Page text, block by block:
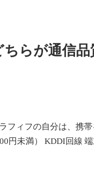
らが通信
フィフの自分は、携
円未満） KDDI回線